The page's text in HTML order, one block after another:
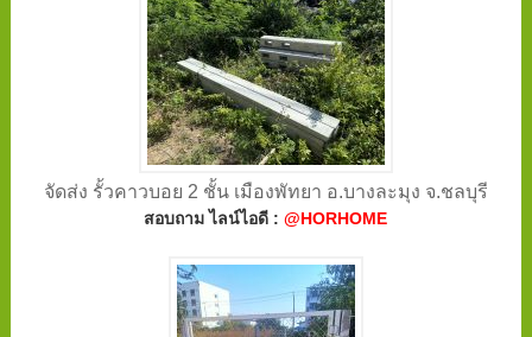
จัดส่ง รั้วคาวบอย 2 ชั้น เมืองพัทยา อ.บางละมุง จ.ชลบุรี
สอบถาม ไลน์ไอดี :@HORHOME